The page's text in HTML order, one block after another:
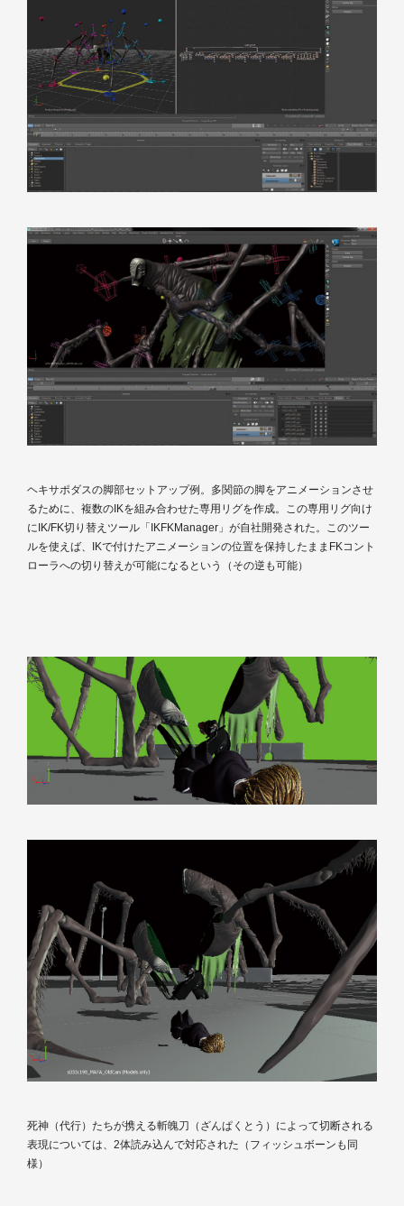
ヘキサポダスの脚部セットアップ例。多関節の脚をアニメーションさせ
るために、複数のIKを組み合わせた専用リグを作成。この専用リグ向け
にIK/FK切り替えツール「IKFKManager」が自社開発された。このツー
ルを使えば、IKで付けたアニメーションの位置を保持したままFKコント
ローラへの切り替えが可能になるという（その逆も可能）
死神（代行）たちが携える斬魄刀（ざんぱくとう）によって切断される
表現については、2体読み込んで対応された（フィッシュボーンも同
様）